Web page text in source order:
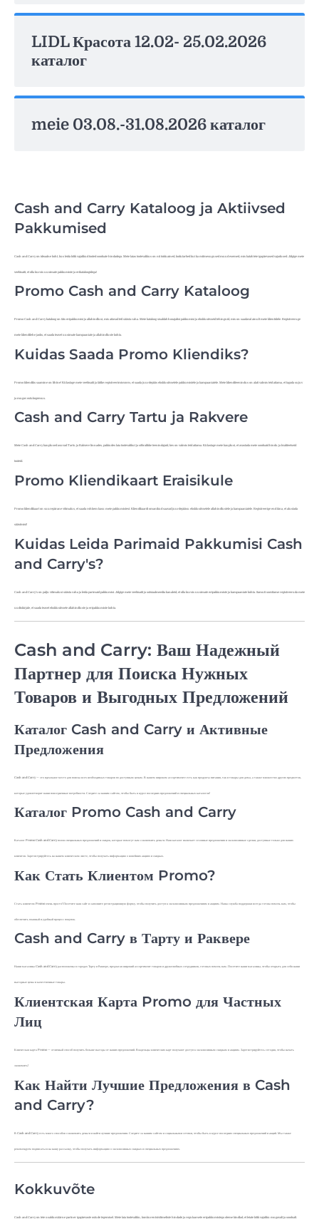
LIDL Красота 12.02- 25.02.2026
каталог
meie 03.08.-31.08.2026 каталог
Cash and Carry Kataloog ja Aktiivsed
Pakkumised
Cash and Carry on ideaalne koht, kus leida kõik vajalikud tooted soodsate hindadega. Meie laias tootevalikus on nii toiduained, kodutarbed kui ka mitmesugused muud esemed, mis katab teie igapäevased vajadused. Jälgige meie
veebisaiti, et olla kursis uusimate pakkumiste ja erikataloogidega!
Promo Cash and Carry Kataloog
Promo Cash and Carry kataloog on täis eripakkumisi ja allahindlusi, mis aitavad teil säästa raha. Meie kataloog sisaldab hooajalisi pakkumisi ja eksklusiivseid tehinguid, mis on saadaval ainult meie klientidele. Registreeruge
meie kliendilehe jaoks, et saada teavet uusimate kampaaniate ja allahindluste kohta.
Kuidas Saada Promo Kliendiks?
Promo kliendiks saamine on lihtne! Külastage meie veebisaiti ja täitke registreerimisvorm, et saada juurdepääs eksklusiivsetele pakkumistele ja kampaaniatele. Meie klienditeenindus on alati valmis teid aitama, et tagada sujuv
ja mugav ostukogemus.
Cash and Carry Tartu ja Rakvere
Meie Cash and Carry kauplused asuvad Tartu ja Rakvere linnades, pakkudes laia tootevalikut ja sõbralikke teenindajaid, kes on valmis teid aitama. Külastage meie kauplusi, et avastada meie soodsaid hindu ja kvaliteetseid
tooteid.
Promo Kliendikaart Eraisikule
Promo kliendikaart on suurepärane võimalus, et saada rohkem kasu meie pakkumistest. Kliendikaardi omanikud saavad juurdepääsu eksklusiivsetele allahindlustele ja kampaaniatele. Registreerige end täna, et alustada
säästmist!
Kuidas Leida Parimaid Pakkumisi Cash
and Carry's?
Cash and Carry's on palju võimalusi säästa raha ja leida parimaid pakkumisi. Jälgige meie veebisaiti ja sotsiaalmeedia kanaleid, et olla kursis uusimate eripakkumiste ja kampaaniate kohta. Samuti soovitame registreeruda meie
uudiskirjale, et saada teavet eksklusiivsete allahindluste ja eripakkumiste kohta.
Cash and Carry: Ваш Надежный
Партнер для Поиска Нужных
Товаров и Выгодных Предложений
Каталог Cash and Carry и Активные
Предложения
Cash and Carry — это идеальное место для поиска всех необходимых товаров по доступным ценам. В нашем широком ассортименте есть как продукты питания, так и товары для дома, а также множество других предметов,
которые удовлетворят ваши повседневные потребности. Следите за нашим сайтом, чтобы быть в курсе последних предложений и специальных каталогов!
Каталог Promo Cash and Carry
Каталог Promo Cash and Carry полон специальных предложений и скидок, которые помогут вам сэкономить деньги. Наш каталог включает сезонные предложения и эксклюзивные сделки, доступные только для наших
клиентов. Зарегистрируйтесь на нашем клиентском листе, чтобы получать информацию о новейших акциях и скидках.
Как Стать Клиентом Promo?
Стать клиентом Promo очень просто! Посетите наш сайт и заполните регистрационную форму, чтобы получить доступ к эксклюзивным предложениям и акциям. Наша служба поддержки всегда готова помочь вам, чтобы
обеспечить плавный и удобный процесс покупок.
Cash and Carry в Тарту и Раквере
Наши магазины Cash and Carry расположены в городах Тарту и Раквере, предлагая широкий ассортимент товаров и дружелюбных сотрудников, готовых помочь вам. Посетите наши магазины, чтобы открыть для себя наши
выгодные цены и качественные товары.
Клиентская Карта Promo для Частных
Лиц
Клиентская карта Promo — отличный способ получить больше выгоды от наших предложений. Владельцы клиентских карт получают доступ к эксклюзивным скидкам и акциям. Зарегистрируйтесь сегодня, чтобы начать
экономить!
Как Найти Лучшие Предложения в Cash
and Carry?
В Cash and Carry есть много способов сэкономить деньги и найти лучшие предложения. Следите за нашим сайтом и социальными сетями, чтобы быть в курсе последних специальных предложений и акций. Мы также
рекомендуем подписаться на нашу рассылку, чтобы получать информацию о эксклюзивных скидках и специальных предложениях.
Kokkuvõte
Cash and Carry on teie usaldusväärne partner igapäevaste ostude tegemisel. Meie laia tootevaliku, konkurentsivõimeliste hindade ja regulaarsete eripakkumistega oleme kindlad, et leiate kõik vajaliku mugavalt ja soodsalt.